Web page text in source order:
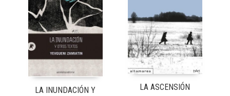
LA INUNDACIÓN Y
LA ASCENSIÓN